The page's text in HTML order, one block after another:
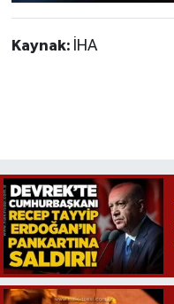
Kaynak: İHA